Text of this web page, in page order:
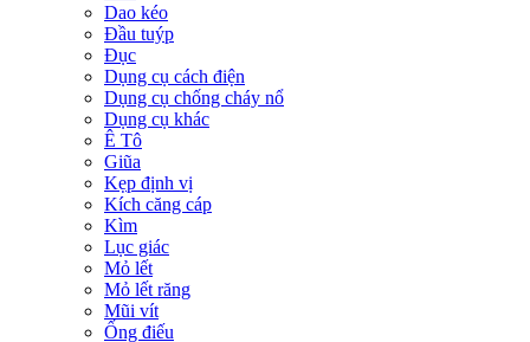
Dao kéo
Đầu tuýp
Đục
Dụng cụ cách điện
Dụng cụ chống cháy nổ
Dụng cụ khác
Ê Tô
Giũa
Kẹp định vị
Kích căng cáp
Kìm
Lục giác
Mỏ lết
Mỏ lết răng
Mũi vít
Ống điếu